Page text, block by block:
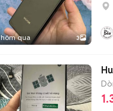
hôm qua 3